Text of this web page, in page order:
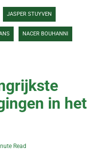
JASPER STUYVEN
NACER BOUHANNI
in het
Read